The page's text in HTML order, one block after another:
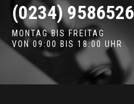
(0234) 9586526
MONTAG BIS FREITAG
VON 09:00 BIS 18:00 UHR